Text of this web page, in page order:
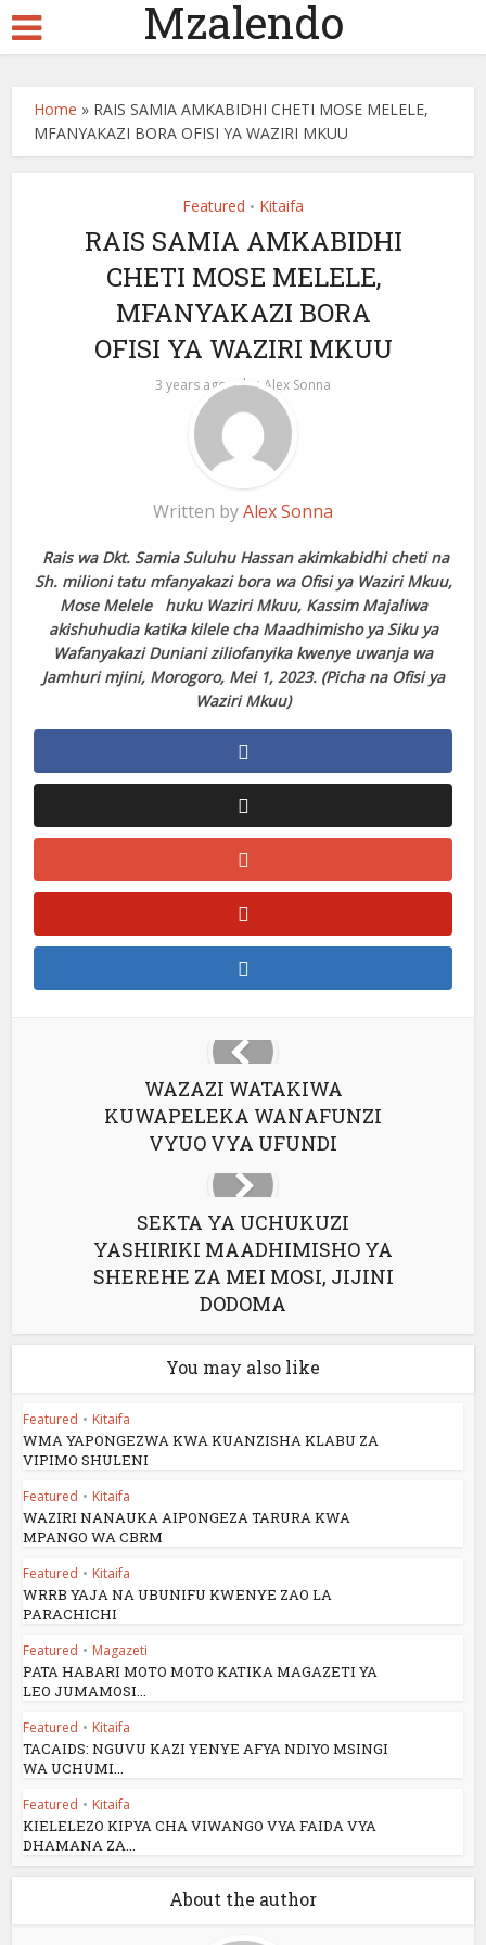
Mzalendo
Home » RAIS SAMIA AMKABIDHI CHETI MOSE MELELE,
MFANYAKAZI BORA OFISI YA WAZIRI MKUU
Featured • Kitaifa
RAIS SAMIA AMKABIDHI
CHETI MOSE MELELE,
MFANYAKAZI BORA
OFISI YA WAZIRI MKUU
3 years ago by Alex Sonna
Written byAlex Sonna
Rais wa Dkt. Samia Suluhu Hassan akimkabidhi cheti na
Sh. milioni tatu mfanyakazi bora wa Ofisi ya Waziri Mkuu,
Mose Melele huku Waziri Mkuu, Kassim Majaliwa
akishuhudia katika kilele cha Maadhimisho ya Siku ya
Wafanyakazi Duniani ziliofanyika kwenye uwanja wa
Jamhuri mjini, Morogoro, Mei 1, 2023. (Picha na Ofisi ya
Waziri Mkuu)
WAZAZI WATAKIWA
KUWAPELEKA WANAFUNZI
VYUO VYA UFUNDI
SEKTA YA UCHUKUZI
YASHIRIKI MAADHIMISHO YA
SHEREHE ZA MEI MOSI, JIJINI
DODOMA
You may also like
Featured • Kitaifa
WMA YAPONGEZWA KWA KUANZISHA KLABU ZA
VIPIMO SHULENI
Featured • Kitaifa
WAZIRI NANAUKA AIPONGEZA TARURA KWA
MPANGO WA CBRM
Featured • Kitaifa
WRRB YAJA NA UBUNIFU KWENYE ZAO LA
PARACHICHI
Featured • Magazeti
PATA HABARI MOTO MOTO KATIKA MAGAZETI YA
LEO JUMAMOSI...
Featured • Kitaifa
TACAIDS: NGUVU KAZI YENYE AFYA NDIYO MSINGI
WA UCHUMI...
Featured • Kitaifa
KIELELEZO KIPYA CHA VIWANGO VYA FAIDA VYA
DHAMANA ZA...
About the author